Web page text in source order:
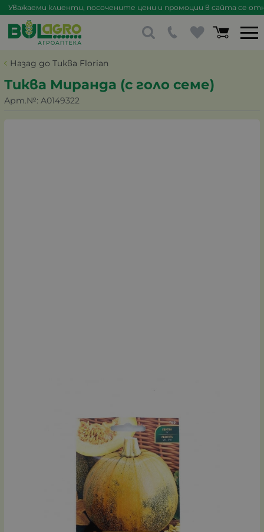
Уважаеми клиенти, посочените цени и промоции в сайта се
Назад до Тиква Florian
Тиква Миранда (с голо семе)
Арт.№: A0149322